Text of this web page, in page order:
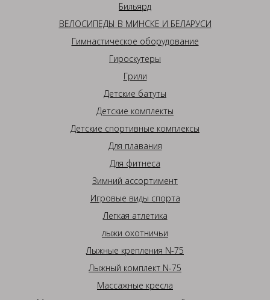
Бильярд
ВЕЛОСИПЕДЫ В МИНСКЕ И БЕЛАРУСИ
Гимнастическое оборудование
Гироскутеры
Грили
Детские батуты
Детские комплекты
Детские спортивные комплексы
Для плавания
Для фитнеса
Зимний ассортимент
Игровые виды спорта
Легкая атлетика
лыжи охотничьи
Лыжные крепления N-75
Лыжный комплект N-75
Массажные кресла